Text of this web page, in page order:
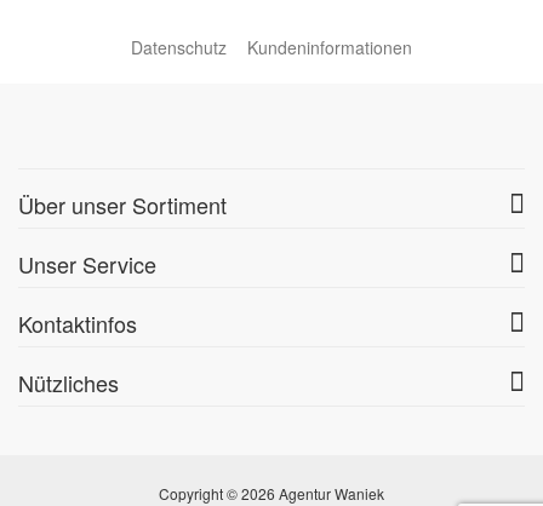
Datenschutz Kundeninformationen
Über unser Sortiment
Unser Service
Kontaktinfos
Nützliches
Copyright © 2026 Agentur Waniek